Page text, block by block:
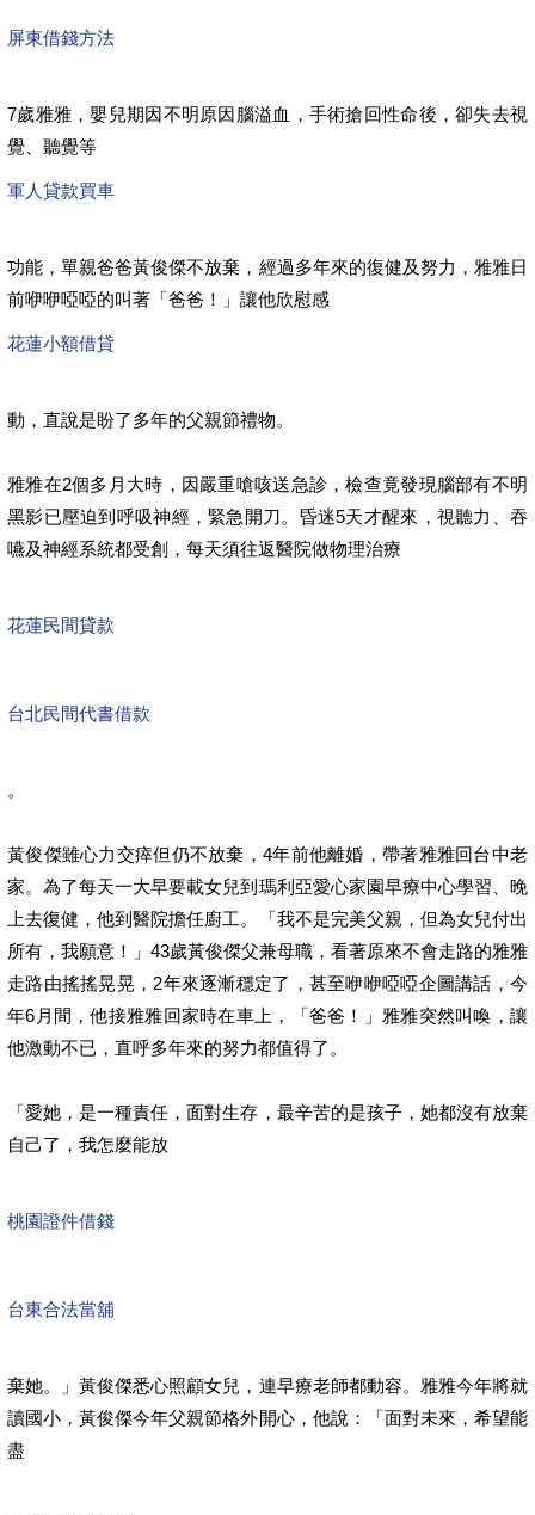
屏東借錢方法
7歲雅雅，嬰兒期因不明原因腦溢血，手術搶回性命後，卻失去視
覺、聽覺等
軍人貸款買車
功能，單親爸爸黃俊傑不放棄，經過多年來的復健及努力，雅雅日
前咿咿啞啞的叫著「爸爸！」讓他欣慰感
花蓮小額借貸
動，直說是盼了多年的父親節禮物。
雅雅在2個多月大時，因嚴重嗆咳送急診，檢查竟發現腦部有不明
黑影已壓迫到呼吸神經，緊急開刀。昏迷5天才醒來，視聽力、吞
嚥及神經系統都受創，每天須往返醫院做物理治療
花蓮民間貸款
台北民間代書借款
。
黃俊傑雖心力交瘁但仍不放棄，4年前他離婚，帶著雅雅回台中老
家。為了每天一大早要載女兒到瑪利亞愛心家園早療中心學習、晚
上去復健，他到醫院擔任廚工。「我不是完美父親，但為女兒付出
所有，我願意！」43歲黃俊傑父兼母職，看著原來不會走路的雅雅
走路由搖搖晃晃，2年來逐漸穩定了，甚至咿咿啞啞企圖講話，今
年6月間，他接雅雅回家時在車上，「爸爸！」雅雅突然叫喚，讓
他激動不已，直呼多年來的努力都值得了。
「愛她，是一種責任，面對生存，最辛苦的是孩子，她都沒有放棄
自己了，我怎麼能放
桃園證件借錢
台東合法當舖
棄她。」黃俊傑悉心照顧女兒，連早療老師都動容。雅雅今年將就
讀國小，黃俊傑今年父親節格外開心，他說：「面對未來，希望能
盡